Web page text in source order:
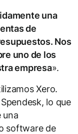
una
de
Nos
uno de los
empresa».
Xero.
lo que
una
software de